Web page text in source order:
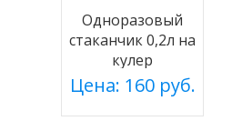
Одноразовый
стаканчик 0,2л на
кулер
Цена: 160 руб.